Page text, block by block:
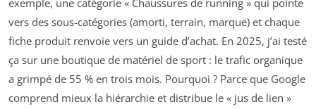
exemple, une catégorie « Chaussures de running » qui pointe
vers des sous-catégories (amorti, terrain, marque) et chaque
fiche produit renvoie vers un guide d’achat. En 2025, j’ai testé
ça sur une boutique de matériel de sport : le trafic organique
a grimpé de 55 % en trois mois. Pourquoi ? Parce que Google
comprend mieux la hiérarchie et distribue le « jus de lien »